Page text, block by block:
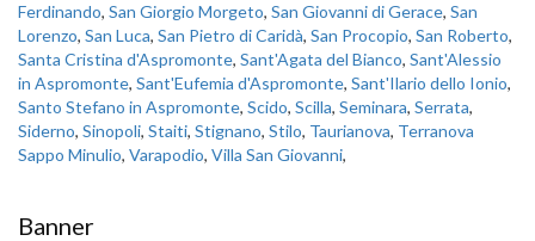
Ferdinando, San Giorgio Morgeto, San Giovanni di Gerace, San
Lorenzo, San Luca, San Pietro di Caridà, San Procopio, San Roberto,
Santa Cristina d'Aspromonte, Sant'Agata del Bianco, Sant'Alessio
in Aspromonte, Sant'Eufemia d'Aspromonte, Sant'Ilario dello Ionio,
Santo Stefano in Aspromonte, Scido, Scilla, Seminara, Serrata,
Siderno, Sinopoli, Staiti, Stignano, Stilo, Taurianova, Terranova
Sappo Minulio, Varapodio, Villa San Giovanni,
Banner